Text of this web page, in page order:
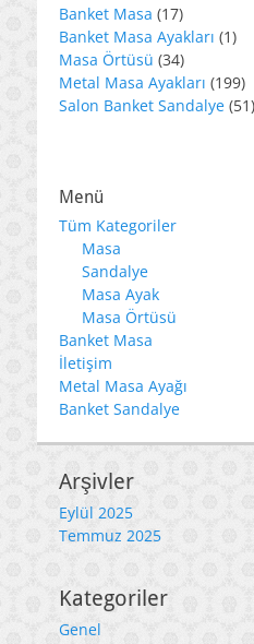
Banket Masa 1717
ürün
Banket Masa Ayakları 11
Masa Örtüsü 3434
ürün
Metal Masa Ayakları 199
Salon Banket Sandalye 51
Menü
Tüm Kategoriler
Masa
Sandalye
Masa Ayak
Masa Örtüsü
Banket Masa
İletişim
Metal Masa Ayağı
Banket Sandalye
Arşivler
Eylül 2025
Temmuz 2025
Kategoriler
Genel